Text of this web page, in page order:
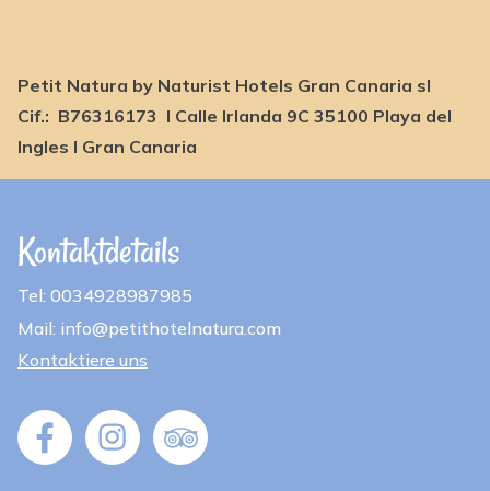
Petit Natura by Naturist Hotels Gran Canaria sl
Cif.: B76316173 I Calle Irlanda 9C 35100 Playa del
Ingles I Gran Canaria
Kontaktdetails
Tel: 0034928987985
Mail: info@petithotelnatura.com
Kontaktiere uns